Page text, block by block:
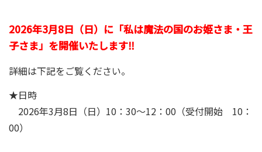
2026年3月8日（日）に「私は魔法の国のお姫さま・王
子さま」を開催いたします‼
詳細は下記をご覧ください。
★日時
2026年3月8日（日）10：30～12：00（受付開始 10：
00）